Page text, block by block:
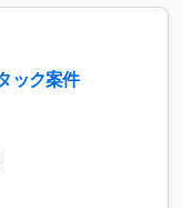
ック案件